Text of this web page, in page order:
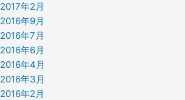
2017年2月
2016年9月
2016年7月
2016年6月
2016年4月
2016年3月
2016年2月